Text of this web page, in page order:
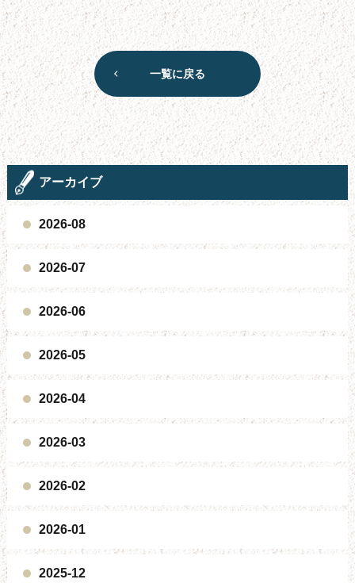
一覧に戻る
アーカイブ
2026-08
2026-07
2026-06
2026-05
2026-04
2026-03
2026-02
2026-01
2025-12